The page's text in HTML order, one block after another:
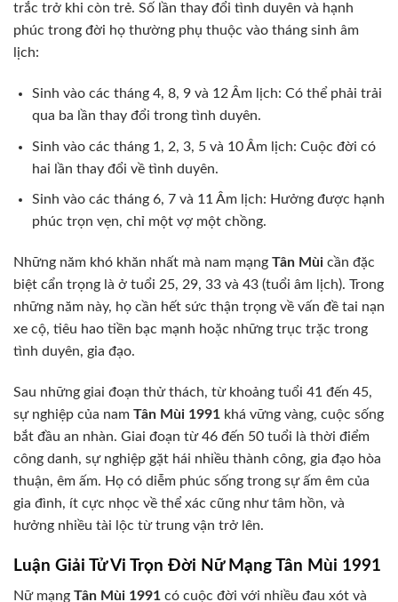
trắc trở khi còn trẻ. Số lần thay đổi tình duyên và hạnh
phúc trong đời họ thường phụ thuộc vào tháng sinh âm
lịch:
Sinh vào các tháng 4, 8, 9 và 12 Âm lịch: Có thể phải trải
qua ba lần thay đổi trong tình duyên.
Sinh vào các tháng 1, 2, 3, 5 và 10 Âm lịch: Cuộc đời có
hai lần thay đổi về tình duyên.
Sinh vào các tháng 6, 7 và 11 Âm lịch: Hưởng được hạnh
phúc trọn vẹn, chỉ một vợ một chồng.
Những năm khó khăn nhất mà nam mạng Tân Mùi cần đặc
biệt cẩn trọng là ở tuổi 25, 29, 33 và 43 (tuổi âm lịch). Trong
những năm này, họ cần hết sức thận trọng về vấn đề tai nạn
xe cộ, tiêu hao tiền bạc mạnh hoặc những trục trặc trong
tình duyên, gia đạo.
Sau những giai đoạn thử thách, từ khoảng tuổi 41 đến 45,
sự nghiệp của nam Tân Mùi 1991 khá vững vàng, cuộc sống
bắt đầu an nhàn. Giai đoạn từ 46 đến 50 tuổi là thời điểm
công danh, sự nghiệp gặt hái nhiều thành công, gia đạo hòa
thuận, êm ấm. Họ có diễm phúc sống trong sự ấm êm của
gia đình, ít cực nhọc về thể xác cũng như tâm hồn, và
hưởng nhiều tài lộc từ trung vận trở lên.
Luận Giải Tử Vi Trọn Đời Nữ Mạng Tân Mùi 1991
Nữ mạng Tân Mùi 1991 có cuộc đời với nhiều đau xót và